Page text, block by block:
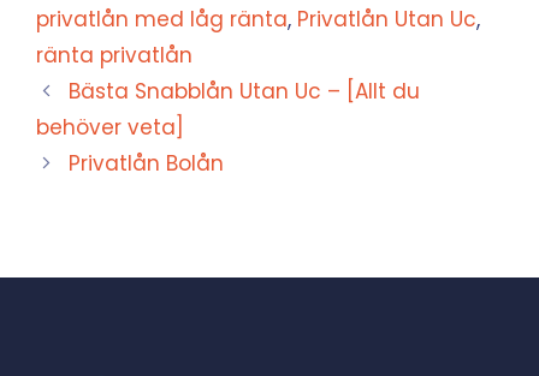
privatlån med låg ränta, Privatlån Utan Uc,
ränta privatlån
Bästa Snabblån Utan Uc – [Allt du
behöver veta]
Privatlån Bolån